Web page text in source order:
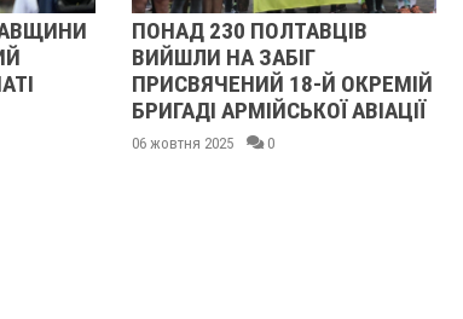
ПОНАД 230 ПОЛТАВЦІВ
ВИЙШЛИ НА ЗАБІГ
ПРИСВЯЧЕНИЙ 18-Й ОКРЕМІЙ
БРИГАДІ АРМІЙСЬКОЇ АВІАЦІЇ
06 жовтня 2025 0